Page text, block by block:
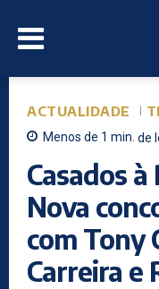
ACTUALIDADE
Menos de 1 min. de
Casados
Nova
com Tony
Carreira e